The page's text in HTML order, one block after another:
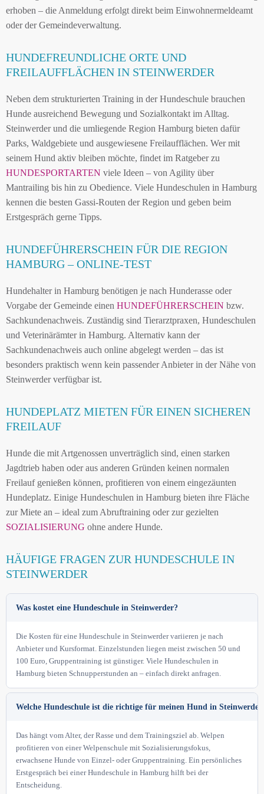
erhoben – die Anmeldung erfolgt direkt beim Einwohnermeldeamt
oder der Gemeindeverwaltung.
HUNDEFREUNDLICHE ORTE UND
FREILAUFFLÄCHEN IN STEINWERDER
Neben dem strukturierten Training in der Hundeschule brauchen
Hunde ausreichend Bewegung und Sozialkontakt im Alltag.
Steinwerder und die umliegende Region Hamburg bieten dafür
Parks, Waldgebiete und ausgewiesene Freilaufflächen. Wer mit
seinem Hund aktiv bleiben möchte, findet im Ratgeber zu
HUNDESPORTARTEN viele Ideen – von Agility über
Mantrailing bis hin zu Obedience. Viele Hundeschulen in Hamburg
kennen die besten Gassi-Routen der Region und geben beim
Erstgespräch gerne Tipps.
HUNDEFÜHRERSCHEIN FÜR DIE REGION
HAMBURG – ONLINE-TEST
Hundehalter in Hamburg benötigen je nach Hunderasse oder
Vorgabe der Gemeinde einen HUNDEFÜHRERSCHEIN bzw.
Sachkundenachweis. Zuständig sind Tierarztpraxen, Hundeschulen
und Veterinärämter in Hamburg. Alternativ kann der
Sachkundenachweis auch online abgelegt werden – das ist
besonders praktisch wenn kein passender Anbieter in der Nähe von
Steinwerder verfügbar ist.
HUNDEPLATZ MIETEN FÜR EINEN SICHEREN
FREILAUF
Hunde die mit Artgenossen unverträglich sind, einen starken
Jagdtrieb haben oder aus anderen Gründen keinen normalen
Freilauf genießen können, profitieren von einem eingezäunten
Hundeplatz. Einige Hundeschulen in Hamburg bieten ihre Fläche
zur Miete an – ideal zum Abruftraining oder zur gezielten
SOZIALISIERUNG ohne andere Hunde.
HÄUFIGE FRAGEN ZUR HUNDESCHULE IN
STEINWERDER
Was kostet eine Hundeschule in Steinwerder?
Die Kosten für eine Hundeschule in Steinwerder variieren je nach
Anbieter und Kursformat. Einzelstunden liegen meist zwischen 50 und
100 Euro, Gruppentraining ist günstiger. Viele Hundeschulen in
Hamburg bieten Schnupperstunden an – einfach direkt anfragen.
Welche Hundeschule ist die richtige für meinen Hund in
Das hängt vom Alter, der Rasse und dem Trainingsziel ab. Welpen
profitieren von einer Welpenschule mit Sozialisierungsfokus,
erwachsene Hunde von Einzel- oder Gruppentraining. Ein persönliches
Erstgespräch bei einer Hundeschule in Hamburg hilft bei der
Entscheidung.